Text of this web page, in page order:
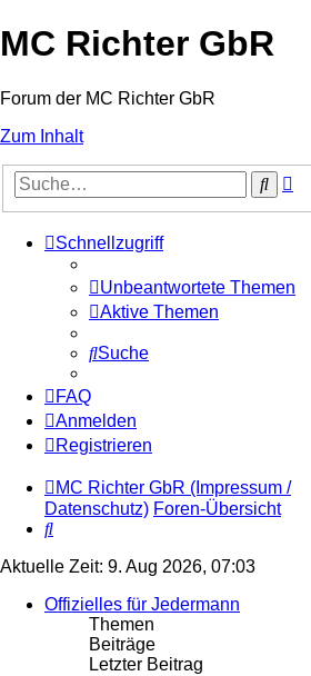
MC Richter GbR
Forum der MC Richter GbR
Zum Inhalt
Suche
Schnellzugriff
Unbeantwortete Themen
Aktive Themen
Suche
FAQ
Anmelden
Registrieren
MC Richter GbR (Impressum /
Datenschutz) Foren-Übersicht
Suche
Aktuelle Zeit: 9. Aug 2026, 07:03
Offizielles für Jedermann
Themen
Beiträge
Letzter Beitrag